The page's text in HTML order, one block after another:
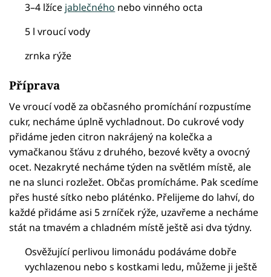
3–4 lžíce jablečného nebo vinného octa
5 l vroucí vody
zrnka rýže
Příprava
Ve vroucí vodě za občasného promíchání rozpustíme
cukr, necháme úplně vychladnout. Do cukrové vody
přidáme jeden citron nakrájený na kolečka a
vymačkanou šťávu z druhého, bezové květy a ovocný
ocet. Nezakryté necháme týden na světlém místě, ale
ne na slunci rozležet. Občas promícháme. Pak scedíme
přes husté sítko nebo pláténko. Přelijeme do lahví, do
každé přidáme asi 5 zrníček rýže, uzavřeme a necháme
stát na tmavém a chladném místě ještě asi dva týdny.
Osvěžující perlivou limonádu podáváme dobře
vychlazenou nebo s kostkami ledu, můžeme ji ještě